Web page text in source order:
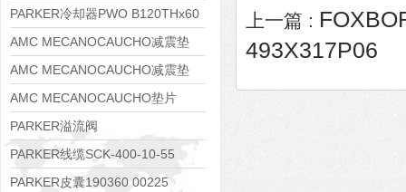
PARKER冷却器PWO B120THx60
AMC MECANOCAUCHO减震垫
138552
AMC MECANOCAUCHO减震垫
138551
AMC MECANOCAUCHO垫片
608074
PARKER溢流阀
RE06M35W2N1KWXG087
PARKER线缆SCK-400-10-55
PARKER皮囊190360 00225
上一篇 :
493X317P06